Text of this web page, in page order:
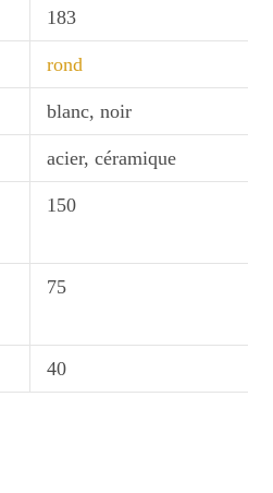
183
rond
blanc, noir
acier, céramique
150
75
40